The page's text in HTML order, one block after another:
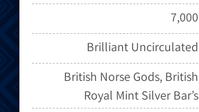
7,000
Brilliant Uncirculated
British Norse Gods, British
Royal Mint Silver Bar’s